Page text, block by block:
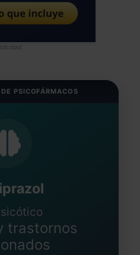
PSICOFÁRMACOS
trastornos